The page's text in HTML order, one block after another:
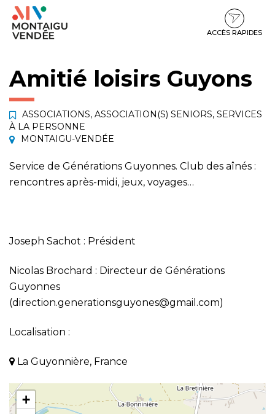
Gestion des traceurs
Aller
Aller
contenu
Aller
pied
ACCÈS RAPIDES
Amitié loisirs Guyons
ASSOCIATIONS, ASSOCIATION(S) SENIORS, SERVICES
À LA PERSONNE
MONTAIGU-VENDÉE
Service de Générations Guyonnes. Club des aînés :
rencontres après-midi, jeux, voyages…
Joseph Sachot : Président
Nicolas Brochard : Directeur de Générations
Guyonnes
(direction.generationsguyones@gmail.com)
Localisation :
La Guyonnière, France
+